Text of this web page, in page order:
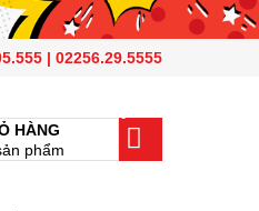
| 02256.29.5555
HÀNG
phẩm